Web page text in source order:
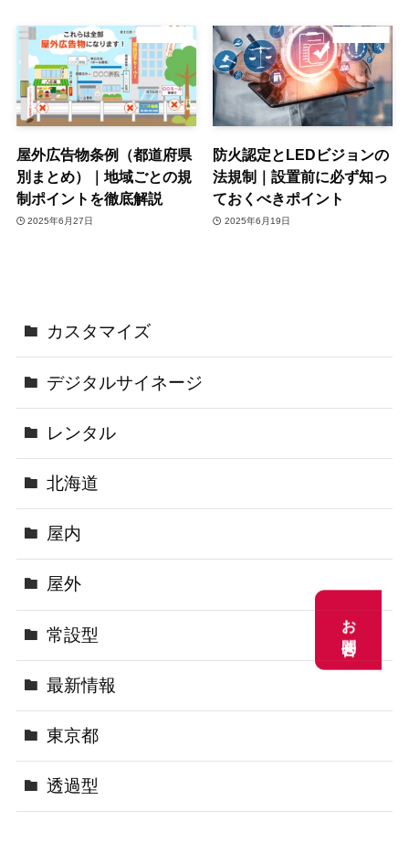
屋外広告物条例（都道府県
別まとめ）｜地域ごとの規
制ポイントを徹底解説
2025年6月27日
防火認定とLEDビジョンの
法規制｜設置前に必ず知っ
ておくべきポイント
2025年6月19日
カスタマイズ
デジタルサイネージ
レンタル
北海道
屋内
屋外
常設型
最新情報
東京都
透過型
お問合せ
お問合せ